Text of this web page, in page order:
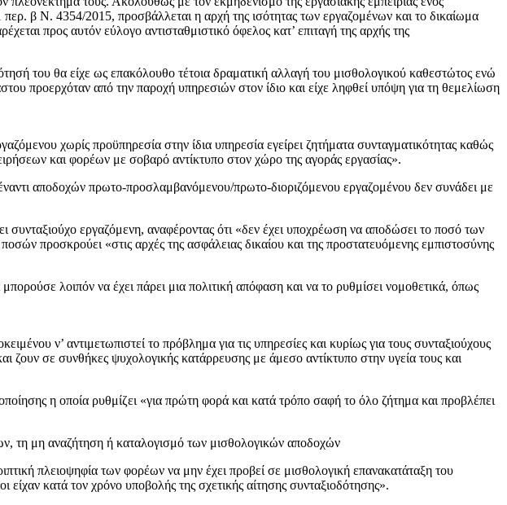
β Ν. 4354/2015, προσβάλλεται η αρχή της ισότητας των εργαζομένων και το δικαίωμα
προς αυτόν εύλογο αντισταθμιστικό όφελος κατ’ επιταγή της αρχής της
του θα είχε ως επακόλουθο τέτοια δραματική αλλαγή του μισθολογικού καθεστώτος ενώ
προερχόταν από την παροχή υπηρεσιών στον ίδιο και είχε ληφθεί υπόψη για τη θεμελίωση
χωρίς προϋπηρεσία στην ίδια υπηρεσία εγείρει ζητήματα συνταγματικότητας καθώς
και φορέων με σοβαρό αντίκτυπο στον χώρο της αγοράς εργασίας».
αποδοχών πρωτο-προσλαμβανόμενου/πρωτο-διοριζόμενου εργαζομένου δεν συνάδει με
εργαζόμενη, αναφέροντας ότι «δεν έχει υποχρέωση να αποδώσει το ποσό των
προσκρούει «στις αρχές της ασφάλειας δικαίου και της προστατευόμενης εμπιστοσύνης
λοιπόν να έχει πάρει μια πολιτική απόφαση και να το ρυθμίσει νομοθετικά, όπως
ν’ αντιμετωπιστεί το πρόβλημα για τις υπηρεσίες και κυρίως για τους συνταξιούχους
ζουν σε συνθήκες ψυχολογικής κατάρρευσης με άμεσο αντίκτυπο στην υγεία τους και
η οποία ρυθμίζει «για πρώτη φορά και κατά τρόπο σαφή το όλο ζήτημα και προβλέπει
τη μη αναζήτηση ή καταλογισμό των μισθολογικών αποδοχών
πλειοψηφία των φορέων να μην έχει προβεί σε μισθολογική επανακατάταξη του
κατά τον χρόνο υποβολής της σχετικής αίτησης συνταξιοδότησης».